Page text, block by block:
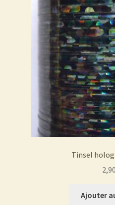
Tinsel
2,90
Ajouter